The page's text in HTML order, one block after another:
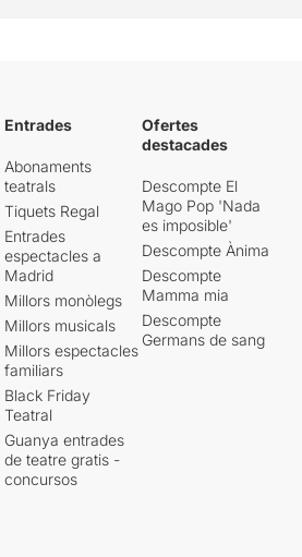
Entrades
Abonaments
teatrals
Tiquets Regal
Entrades
espectacles a
Madrid
Millors monòlegs
Millors musicals
Millors espectacles
familiars
Black Friday
Teatral
Guanya entrades
de teatre gratis -
concursos
Ofertes
destacades
Descompte El
Mago Pop 'Nada
es imposible'
Descompte Ànima
Descompte
Mamma mia
Descompte
Germans de sang